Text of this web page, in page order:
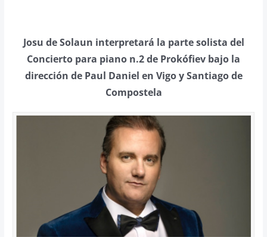
Josu de Solaun interpretará la parte solista del
Concierto para piano n.2 de Prokófiev bajo la
dirección de Paul Daniel en Vigo y Santiago de
Compostela